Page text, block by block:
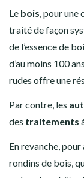
Le bois , pour
traité de façon
de l’essence de
d’au moins 100
rudes offre une
Par contre, les
des traitements
En revanche,
rondins de bois,